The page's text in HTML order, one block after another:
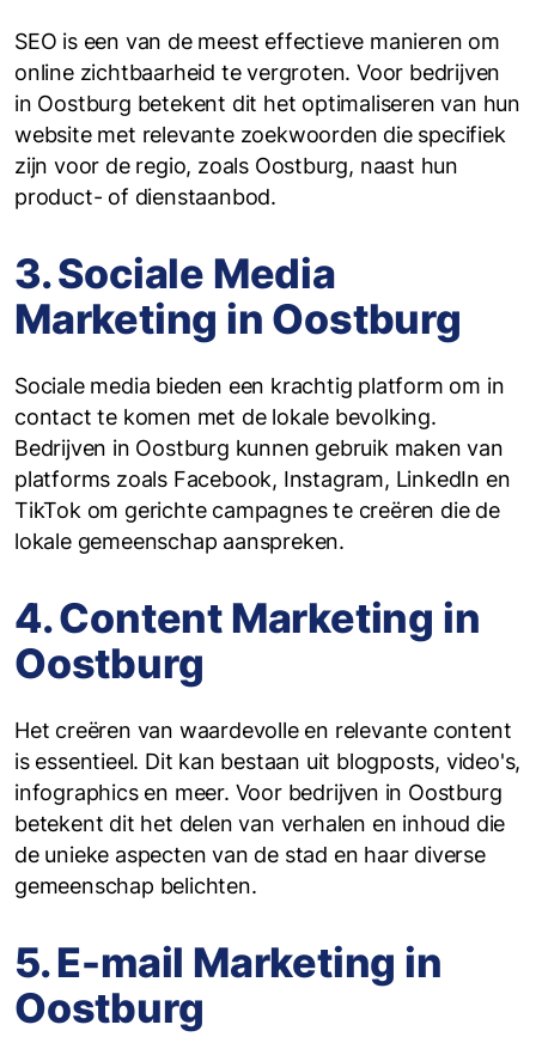
SEO is een van de meest effectieve manieren om
online zichtbaarheid te vergroten. Voor bedrijven
in Oostburg betekent dit het optimaliseren van hun
website met relevante zoekwoorden die specifiek
zijn voor de regio, zoals Oostburg, naast hun
product- of dienstaanbod.
3. Sociale Media
Marketing in Oostburg
Sociale media bieden een krachtig platform om in
contact te komen met de lokale bevolking.
Bedrijven in Oostburg kunnen gebruik maken van
platforms zoals Facebook, Instagram, LinkedIn en
TikTok om gerichte campagnes te creëren die de
lokale gemeenschap aanspreken.
4. Content Marketing in
Oostburg
Het creëren van waardevolle en relevante content
is essentieel. Dit kan bestaan uit blogposts, video's,
infographics en meer. Voor bedrijven in Oostburg
betekent dit het delen van verhalen en inhoud die
de unieke aspecten van de stad en haar diverse
gemeenschap belichten.
5. E-mail Marketing in
Oostburg